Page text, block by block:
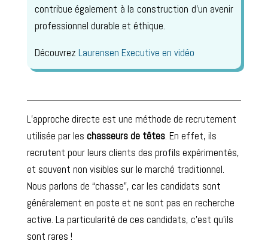
contribue également à la construction d’un avenir
professionnel durable et éthique.
Découvrez Laurensen Executive en vidéo
L’approche directe est une méthode de recrutement
utilisée par les chasseurs de têtes. En effet, ils
recrutent pour leurs clients des profils expérimentés,
et souvent non visibles sur le marché traditionnel.
Nous parlons de “chasse”, car les candidats sont
généralement en poste et ne sont pas en recherche
active. La particularité de ces candidats, c’est qu’ils
sont rares !